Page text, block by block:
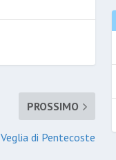
PROSSIMO
Veglia di Pentecoste